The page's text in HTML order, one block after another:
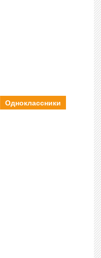
Одноклассники